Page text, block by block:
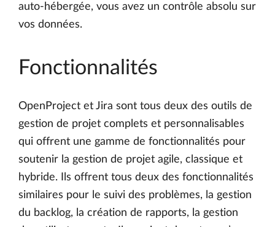
auto-hébergée, vous avez un contrôle absolu sur
vos données.
Fonctionnalités
OpenProject et Jira sont tous deux des outils de
gestion de projet complets et personnalisables
qui offrent une gamme de fonctionnalités pour
soutenir la gestion de projet agile, classique et
hybride. Ils offrent tous deux des fonctionnalités
similaires pour le suivi des problèmes, la gestion
du backlog, la création de rapports, la gestion